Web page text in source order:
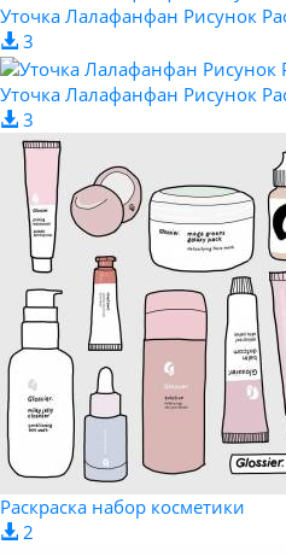
Уточка Лалафанфан Рисунок
3
Уточка Лалафанфан Рисунок
3
Раскраска набор косметики
2